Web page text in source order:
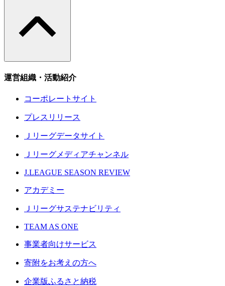
運営組織・活動紹介
コーポレートサイト
プレスリリース
Ｊリーグデータサイト
Ｊリーグメディアチャンネル
J.LEAGUE SEASON REVIEW
アカデミー
Ｊリーグサステナビリティ
TEAM AS ONE
事業者向けサービス
寄附をお考えの方へ
企業版ふるさと納税